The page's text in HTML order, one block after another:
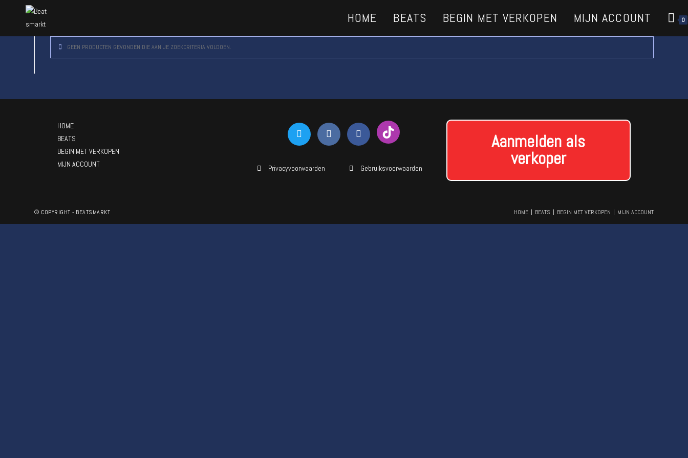
HOME BEATS BEGIN MET VERKOPEN MIJN ACCOUNT 0
GEEN PRODUCTEN GEVONDEN DIE AAN JE ZOEKCRITERIA VOLDOEN.
HOME
BEATS
BEGIN MET VERKOPEN
MIJN ACCOUNT
Privacyvoorwaarden Gebruiksvoorwaarden
Aanmelden als
verkoper
HOME BEATS BEGIN MET VERKOPEN MIJN ACCOUNT
© COPYRIGHT - BEATSMARKT